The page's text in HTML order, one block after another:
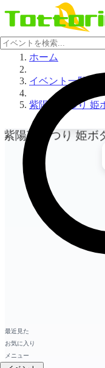
最近見た
お気に入り
メニュー
ホーム
イベント一覧
紫陽花まつり 姫
イベント
画像を表
示